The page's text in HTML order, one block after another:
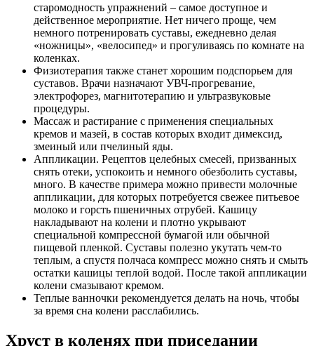
старомодность упражнений – самое доступное и
действенное мероприятие. Нет ничего проще, чем
немного потренировать суставы, ежедневно делая
«ножницы», «велосипед» и прогуливаясь по комнате на
коленках.
Физиотерапия также станет хорошим подспорьем для
суставов. Врачи назначают УВЧ-прогревание,
электрофорез, магнитотерапию и ультразвуковые
процедуры.
Массаж и растирание с применения специальных
кремов и мазей, в состав которых входит димексид,
змеиный или пчелиный яды.
Аппликации. Рецептов целебных смесей, призванных
снять отеки, успокоить и немного обезболить суставы,
много. В качестве примера можно привести молочные
аппликации, для которых потребуется свежее питьевое
молоко и горсть пшеничных отрубей. Кашицу
накладывают на колени и плотно укрывают
специальной компрессной бумагой или обычной
пищевой пленкой. Суставы полезно укутать чем-то
теплым, а спустя полчаса компресс можно снять и смыть
остатки кашицы теплой водой. После такой аппликации
колени смазывают кремом.
Теплые ванночки рекомендуется делать на ночь, чтобы
за время сна колени расслабились.
Хруст в коленях при приседании